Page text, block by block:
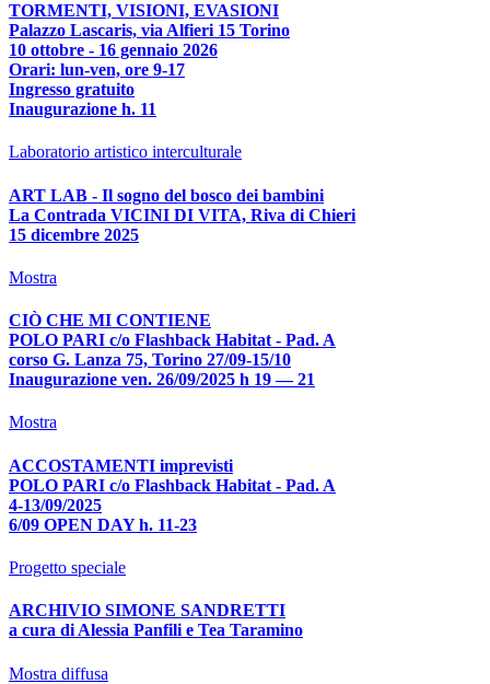
TORMENTI, VISIONI, EVASIONI
Palazzo Lascaris, via Alfieri 15 Torino
10 ottobre - 16 gennaio 2026
Orari: lun-ven, ore 9-17
Ingresso gratuito
Inaugurazione h. 11
Laboratorio artistico interculturale
ART LAB - Il sogno del bosco dei bambini
La Contrada VICINI DI VITA, Riva di Chieri
15 dicembre 2025
Mostra
CIÒ CHE MI CONTIENE
POLO PARI c/o Flashback Habitat - Pad. A
corso G. Lanza 75, Torino 27/09-15/10
Inaugurazione ven. 26/09/2025 h 19 — 21
Mostra
ACCOSTAMENTI imprevisti
POLO PARI c/o Flashback Habitat - Pad. A
4-13/09/2025
6/09 OPEN DAY h. 11-23
Progetto speciale
ARCHIVIO SIMONE SANDRETTI
a cura di Alessia Panfili e Tea Taramino
Mostra diffusa